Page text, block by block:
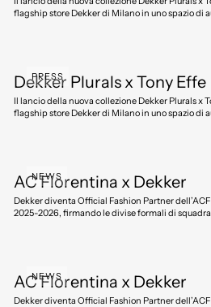
flagship store Dekker di Milano in uno spazio di
PRESS
Dekker Plurals x Tony Effe
Il lancio della nuova collezione Dekker Plurals x
flagship store Dekker di Milano in uno spazio di
NEWS
AC Fiorentina x Dekker
Dekker diventa Official Fashion Partner dell’ACF Fiorentina per tre stagioni dal
2025-2026, firmando le divise formali di
NEWS
AC Fiorentina x Dekker
Dekker diventa Official Fashion Partner dell’ACF Fiorentina per tre stagioni dal